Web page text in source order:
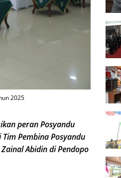
2025
peran Posyandu
Pembina Posyandu
Abidin di Pendopo